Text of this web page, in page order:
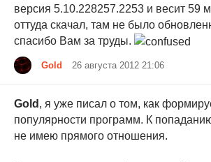
версия 5.10.228257.2253 и весит 59
оттуда скачал, там не было
спасибо Вам за труды.
Gold 26 августа 2012 21:06
Gold , я уже писал о том, как
популярности программ. К
не имею прямого отношения.